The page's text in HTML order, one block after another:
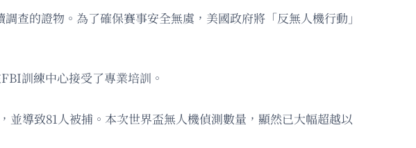
查的證物。為了確保賽事安全無虞，美國政府將「反無人機行動」
訓練中心接受了專業培訓。
導致81人被捕。本次世界盃無人機偵測數量，顯然已大幅超越以